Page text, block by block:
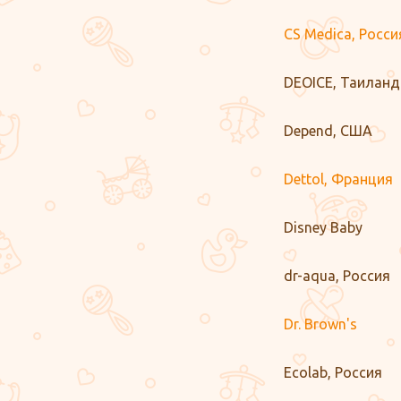
CS Medica,
DEOICE, Таиланд
Depend, США
Dettol, Франция
Disney Baby
dr-aqua, Россия
Dr. Brown's
Ecolab, Россия